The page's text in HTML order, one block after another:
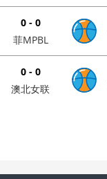
0 - 0
菲MPBL
0 - 0
澳北女联